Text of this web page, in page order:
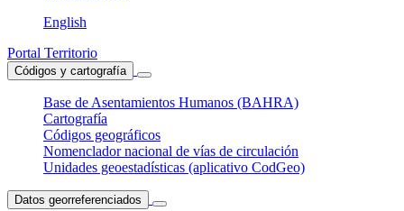
English
Portal Territorio
Códigos y cartografía
Base de Asentamientos Humanos (BAHRA)
Cartografía
Códigos geográficos
Nomenclador nacional de vías de circulación
Unidades geoestadísticas (aplicativo CodGeo)
Datos georreferenciados